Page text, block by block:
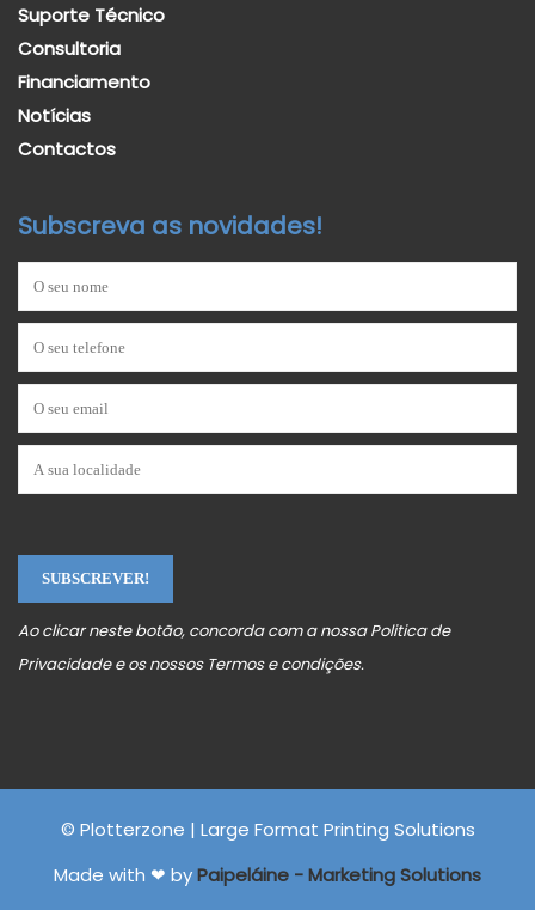
Suporte Técnico
Consultoria
Financiamento
Notícias
Contactos
Subscreva as novidades!
Ao clicar neste botão, concorda com a nossaPolitica de
Privacidadee os nossos Termos e condições.
© Plotterzone | Large Format Printing Solutions
Made with ❤ byPaipeláine - Marketing Solutions